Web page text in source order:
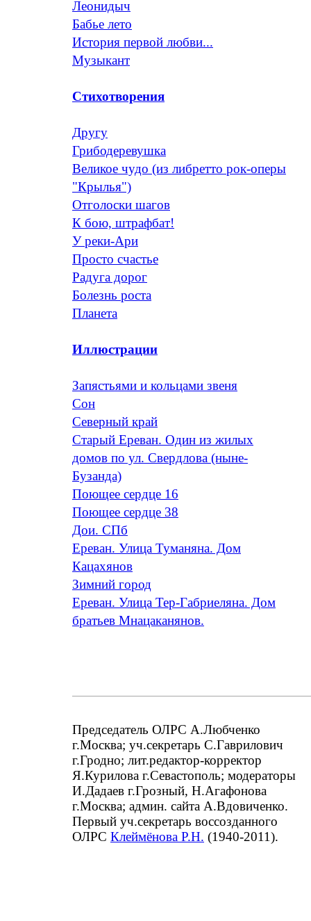
Леонидыч
Бабье лето
История первой любви...
Музыкант
Стихотворения
Другу
Грибодеревушка
Великое чудо (из либретто рок-оперы
"Крылья")
Отголоски шагов
К бою, штрафбат!
У реки-Ари
Просто счастье
Радуга дорог
Болезнь роста
Планета
Иллюстрации
Запястьями и кольцами звеня
Сон
Северный край
Старый Ереван. Один из жилых
домов по ул. Свердлова (ныне-
Бузанда)
Поющее сердце 16
Поющее сердце 38
Дои. СПб
Ереван. Улица Туманяна. Дом
Кацахянов
Зимний город
Ереван. Улица Тер-Габриеляна. Дом
братьев Мнацаканянов.
Председатель ОЛРС А.Любченко
г.Москва; уч.секретарь С.Гаврилович
г.Гродно; лит.редактор-корректор
Я.Курилова г.Севастополь; модераторы
И.Дадаев г.Грозный, Н.Агафонова
г.Москва; админ. сайта А.Вдовиченко.
Первый уч.секретарь воссозданного
ОЛРС Клеймёнова Р.Н. (1940-2011).